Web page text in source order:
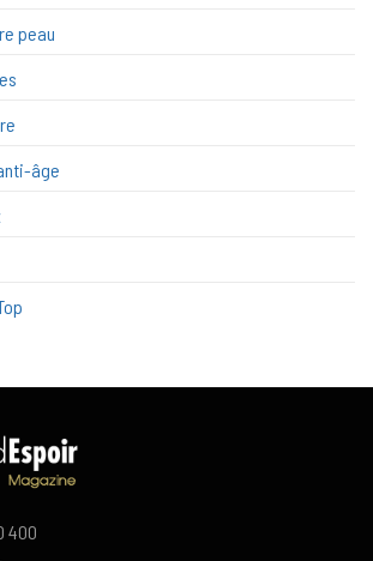
peau
âge
400